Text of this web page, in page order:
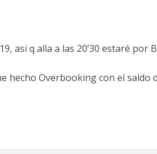
asi q alla a las 20’30 estaré
hecho Overbooking con el saldo